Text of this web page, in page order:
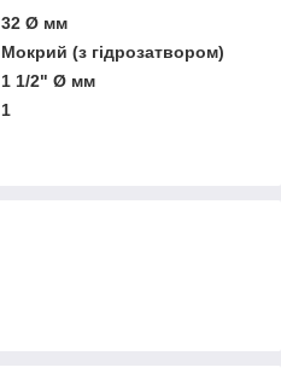
32 Ø мм
Мокрий (з гідрозатвором)
1 1/2" Ø мм
1